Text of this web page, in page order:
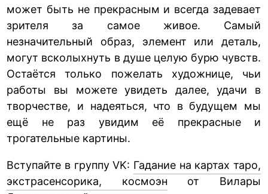
может быть не прекрасным и всегда задевает
зрителя за самое живое. Самый
незначительный образ, элемент или деталь,
могут всколыхнуть в душе целую бурю чувств.
Остаётся только пожелать художнице, чьи
работы вы можете увидеть далее, удачи в
творчестве, и надеяться, что в будущем мы
ещё не раз увидим её прекрасные и
трогательные картины.
Вступайте в группу VK: Гадание на картах таро,
экстрасенсорика, космоэн от Вилары